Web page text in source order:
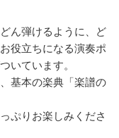
ん弾けるように、ど
役立ちになる演奏ポ
いています。
基本の楽典「楽譜の
ぷりお楽しみくださ